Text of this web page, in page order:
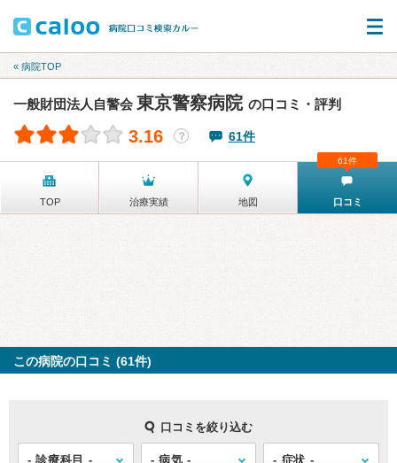
« 病院TOP
一般財団法人自警会 東京警察病院 の口コミ・評判
3.16 ？ 61件
TOP 治療実績 地図 口コミ
61件
この病院の口コミ (61件)
口コミを絞り込む